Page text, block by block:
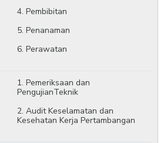
4. Pembibitan
5. Penanaman
6. Perawatan
1. Pemeriksaan dan
PengujianTeknik
2. Audit Keselamatan dan
Kesehatan Kerja Pertambangan